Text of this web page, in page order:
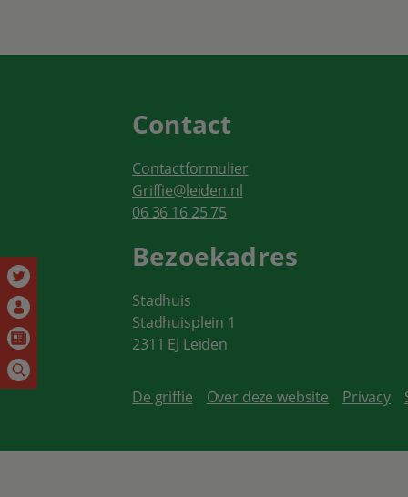
Contact
Contactformulier
Griffie@leiden.nl
06 36 16 25 75
Bezoekadres
Stadhuis
Stadhuisplein 1
2311 EJ Leiden
De griffie Over deze website Privacy